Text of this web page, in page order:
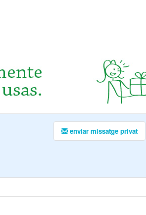
enviar missatge privat